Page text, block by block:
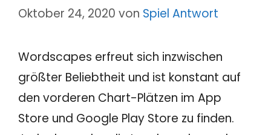
Oktober 24, 2020 von Spiel Antwort
Wordscapes erfreut sich inzwischen
größter Beliebtheit und ist konstant auf
den vorderen Chart-Plätzen im App
Store und Google Play Store zu finden.